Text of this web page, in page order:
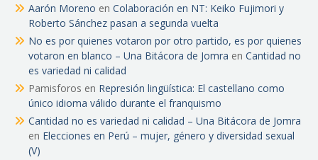
Aarón Moreno en Colaboración en NT: Keiko Fujimori y
Roberto Sánchez pasan a segunda vuelta
No es por quienes votaron por otro partido, es por quienes
votaron en blanco – Una Bitácora de Jomra en Cantidad no
es variedad ni calidad
Pamisforos en Represión lingüística: El castellano como
único idioma válido durante el franquismo
Cantidad no es variedad ni calidad – Una Bitácora de Jomra
en Elecciones en Perú – mujer, género y diversidad sexual
(V)